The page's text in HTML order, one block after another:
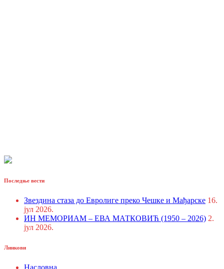
Последње вести
Звездина стаза до Евролиге преко Чешке и Мађарске 16.
јул 2026.
ИН МЕМОРИАМ – ЕВА МАТКОВИЋ (1950 – 2026) 2.
јул 2026.
Линкови